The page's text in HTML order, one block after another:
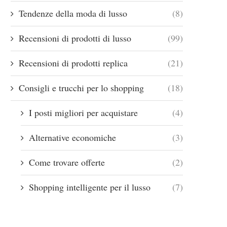
Tendenze della moda di lusso (8)
Recensioni di prodotti di lusso (99)
Recensioni di prodotti replica (21)
Consigli e trucchi per lo shopping (18)
I posti migliori per acquistare (4)
Alternative economiche (3)
Come trovare offerte (2)
Shopping intelligente per il lusso (7)